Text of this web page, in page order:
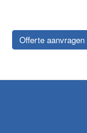
Offerte aanvragen